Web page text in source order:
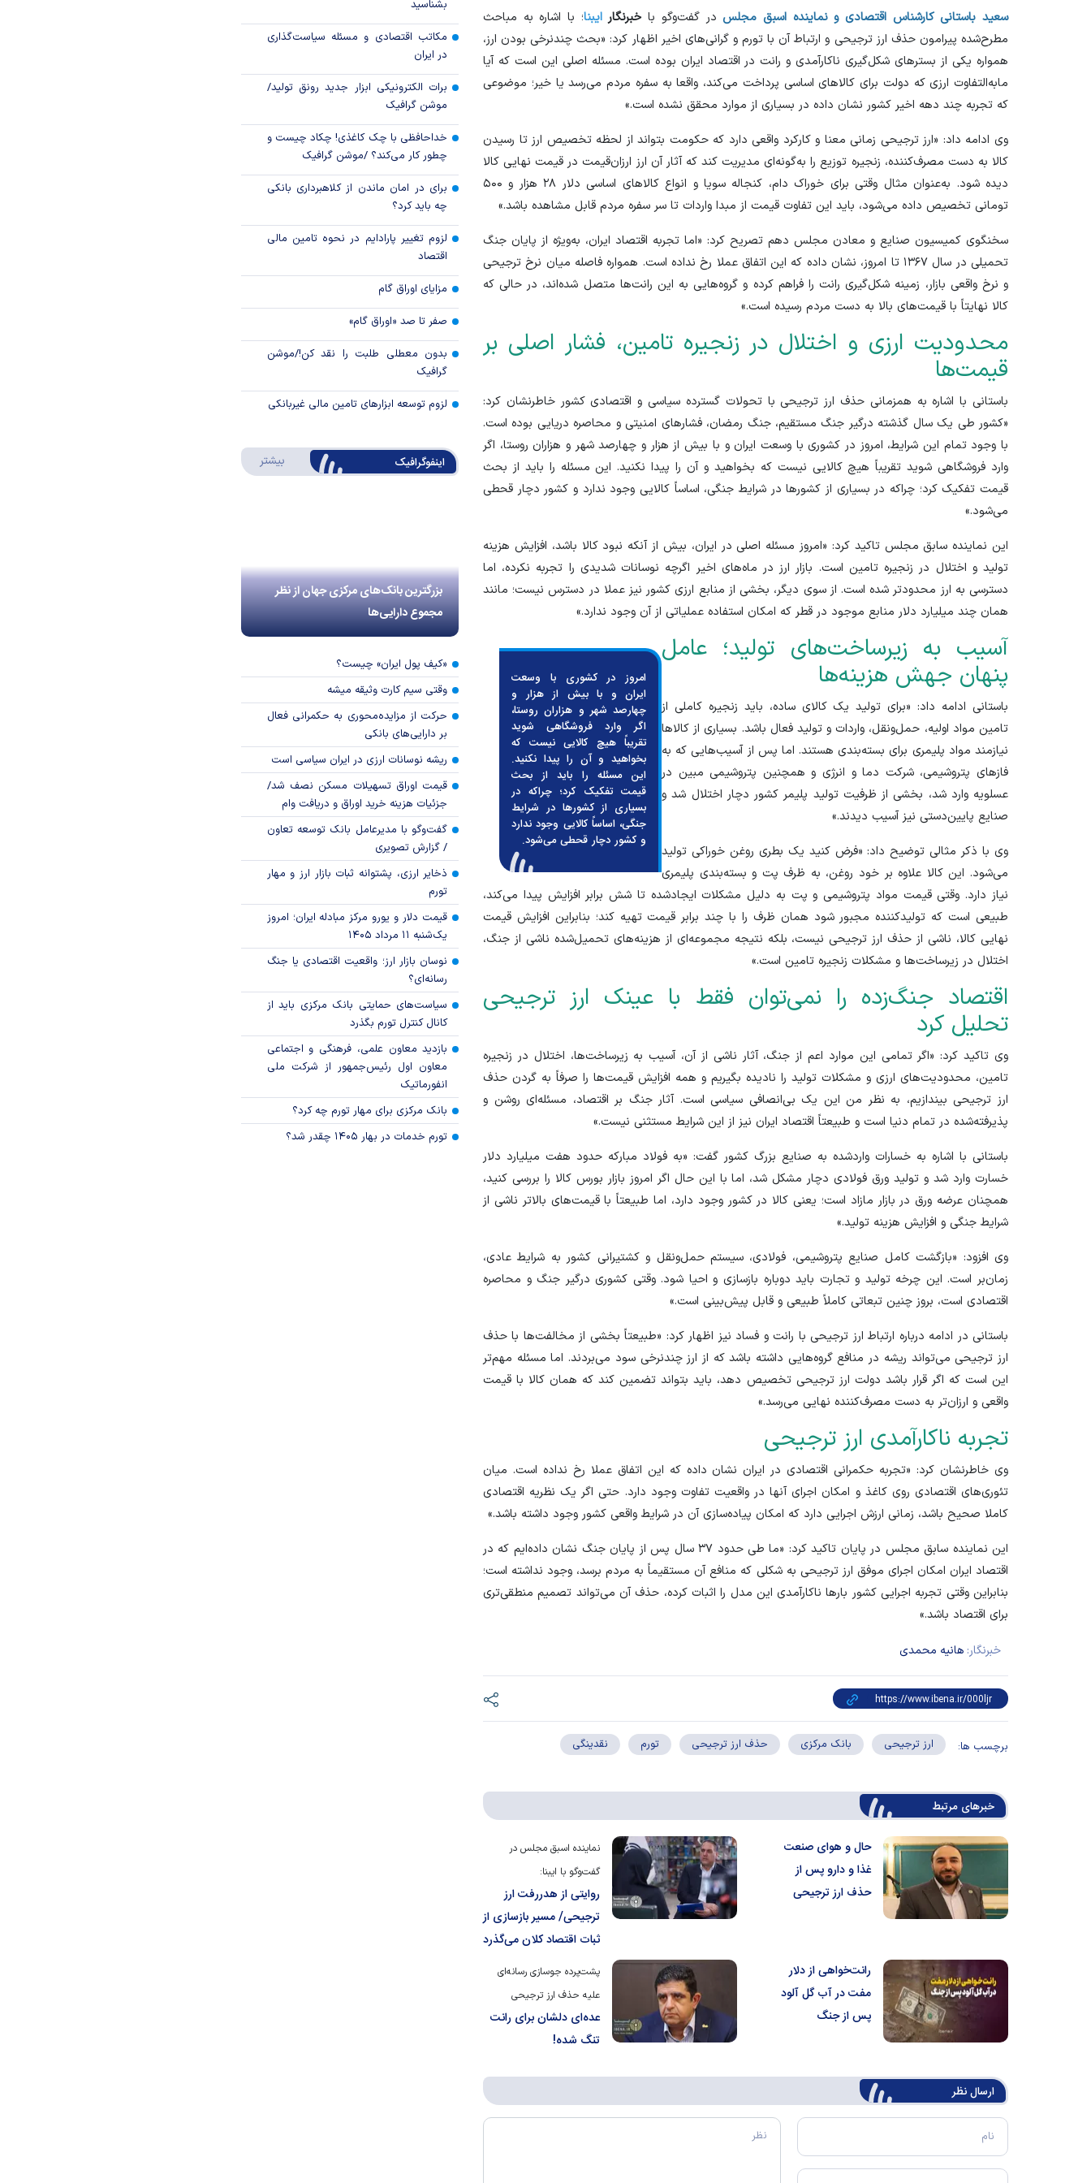
سعید باستانی کارشناس اقتصادی و نماینده اسبق مجلس در گفت‌و‌گو با خبرنگارایبنا؛ با اشاره به مباحث
مطرح‌شده پیرامون حذف ارز ترجیحی و ارتباط آن با تورم و گرانی‌های اخیر اظهار کرد: «بحث چندنرخی بودن ارز،
همواره یکی از بستر‌های شکل‌گیری ناکارآمدی و رانت در اقتصاد ایران بوده است. مسئله اصلی این است که آیا
مابه‌التفاوت ارزی که دولت برای کالا‌های اساسی پرداخت می‌کند، واقعا به سفره مردم می‌رسد یا خیر؛ موضوعی
که تجربه چند دهه اخیر کشور نشان داده در بسیاری از موارد محقق نشده است.»
وی ادامه داد: «ارز ترجیحی زمانی معنا و کارکرد واقعی دارد که حکومت بتواند از لحظه تخصیص ارز تا رسیدن
کالا به دست مصرف‌کننده، زنجیره توزیع را به‌گونه‌ای مدیریت کند که آثار آن ارز ارزان‌قیمت در قیمت نهایی کالا
دیده شود. به‌عنوان مثال وقتی برای خوراک دام، کنجاله سویا و انواع کالا‌های اساسی دلار ۲۸ هزار و ۵۰۰
تومانی تخصیص داده می‌شود، باید این تفاوت قیمت از مبدا واردات تا سر سفره مردم قابل مشاهده باشد.»
سخنگوی کمیسیون صنایع و معادن مجلس دهم تصریح کرد: «اما تجربه اقتصاد ایران، به‌ویژه از پایان جنگ
تحمیلی در سال ۱۳۶۷ تا امروز، نشان داده که این اتفاق عملا رخ نداده است. همواره فاصله میان نرخ ترجیحی
و نرخ واقعی بازار، زمینه شکل‌گیری رانت را فراهم کرده و گروه‌هایی به این رانت‌ها متصل شده‌اند، در حالی که
کالا نهایتاً با قیمت‌های بالا به دست مردم رسیده است.»
محدودیت ارزی و اختلال در زنجیره تامین، فشار اصلی بر
قیمت‌ها
باستانی با اشاره به همزمانی حذف ارز ترجیحی با تحولات گسترده سیاسی و اقتصادی کشور خاطرنشان کرد:
«کشور طی یک سال گذشته درگیر جنگ مستقیم، جنگ رمضان، فشار‌های امنیتی و محاصره دریایی بوده است.
با وجود تمام این شرایط، امروز در کشوری با وسعت ایران و با بیش از هزار و چهارصد شهر و هزاران روستا، اگر
وارد فروشگاهی شوید تقریباً هیچ کالایی نیست که بخواهید و آن را پیدا نکنید. این مسئله را باید از بحث
قیمت تفکیک کرد؛ چراکه در بسیاری از کشور‌ها در شرایط جنگی، اساساً کالایی وجود ندارد و کشور دچار قحطی
می‌شود.»
این نماینده سابق مجلس تاکید کرد: «امروز مسئله اصلی در ایران، بیش از آنکه نبود کالا باشد، افزایش هزینه
تولید و اختلال در زنجیره تامین است. بازار ارز در ماه‌های اخیر اگرچه نوسانات شدیدی را تجربه نکرده، اما
دسترسی به ارز محدودتر شده است. از سوی دیگر، بخشی از منابع ارزی کشور نیز عملا در دسترس نیست؛ مانند
همان چند میلیارد دلار منابع موجود در قطر که امکان استفاده عملیاتی از آن وجود ندارد.»
امروز در کشوری با وسعت
ایران و با بیش از هزار و
چهارصد شهر و هزاران روستا،
اگر وارد فروشگاهی شوید
تقریباً هیچ کالایی نیست که
بخواهید و آن را پیدا نکنید.
این مسئله را باید از بحث
قیمت تفکیک کرد؛ چراکه در
بسیاری از کشور‌ها در شرایط
جنگی، اساساً کالایی وجود ندارد
و کشور دچار قحطی می‌شود.
آسیب به زیرساخت‌های تولید؛ عامل
پنهان جهش هزینه‌ها
باستانی ادامه داد: «برای تولید یک کالای ساده، باید زنجیره کاملی از
تامین مواد اولیه، حمل‌ونقل، واردات و تولید فعال باشد. بسیاری از کالا‌ها
نیازمند مواد پلیمری برای بسته‌بندی هستند. اما پس از آسیب‌هایی که به
فاز‌های پتروشیمی، شرکت دما و انرژی و همچنین پتروشیمی مبین در
عسلویه وارد شد، بخشی از ظرفیت تولید پلیمر کشور دچار اختلال شد و
صنایع پایین‌دستی نیز آسیب دیدند.»
وی با ذکر مثالی توضیح داد: «فرض کنید یک بطری روغن خوراکی تولید
می‌شود. این کالا علاوه بر خود روغن، به ظرف پت و بسته‌بندی پلیمری
نیاز دارد. وقتی قیمت مواد پتروشیمی و پت به دلیل مشکلات ایجادشده تا شش برابر افزایش پیدا می‌کند،
طبیعی است که تولیدکننده مجبور شود همان ظرف را با چند برابر قیمت تهیه کند؛ بنابراین افزایش قیمت
نهایی کالا، ناشی از حذف ارز ترجیحی نیست، بلکه نتیجه مجموعه‌ای از هزینه‌های تحمیل‌شده ناشی از جنگ،
اختلال در زیرساخت‌ها و مشکلات زنجیره تامین است.»
اقتصاد جنگ‌زده را نمی‌توان فقط با عینک ارز ترجیحی
تحلیل کرد
وی تاکید کرد: «اگر تمامی این موارد اعم از جنگ، آثار ناشی از آن، آسیب به زیرساخت‌ها، اختلال در زنجیره
تامین، محدودیت‌های ارزی و مشکلات تولید را نادیده بگیریم و همه افزایش قیمت‌ها را صرفاً به گردن حذف
ارز ترجیحی بیندازیم، به نظر من این یک بی‌انصافی سیاسی است. آثار جنگ بر اقتصاد، مسئله‌ای روشن و
پذیرفته‌شده در تمام دنیا است و طبیعتاً اقتصاد ایران نیز از این شرایط مستثنی نیست.»
باستانی با اشاره به خسارات واردشده به صنایع بزرگ کشور گفت: «به فولاد مبارکه حدود هفت میلیارد دلار
خسارت وارد شد و تولید ورق فولادی دچار مشکل شد، اما با این حال اگر امروز بازار بورس کالا را بررسی کنید،
همچنان عرضه ورق در بازار مازاد است؛ یعنی کالا در کشور وجود دارد، اما طبیعتاً با قیمت‌های بالاتر ناشی از
شرایط جنگی و افزایش هزینه تولید.»
وی افزود: «بازگشت کامل صنایع پتروشیمی، فولادی، سیستم حمل‌ونقل و کشتیرانی کشور به شرایط عادی،
زمان‌بر است. این چرخه تولید و تجارت باید دوباره بازسازی و احیا شود. وقتی کشوری درگیر جنگ و محاصره
اقتصادی است، بروز چنین تبعاتی کاملاً طبیعی و قابل پیش‌بینی است.»
باستانی در ادامه درباره ارتباط ارز ترجیحی با رانت و فساد نیز اظهار کرد: «طبیعتاً بخشی از مخالفت‌ها با حذف
ارز ترجیحی می‌تواند ریشه در منافع گروه‌هایی داشته باشد که از ارز چندنرخی سود می‌بردند. اما مسئله مهم‌تر
این است که اگر قرار باشد دولت ارز ترجیحی تخصیص دهد، باید بتواند تضمین کند که همان کالا با قیمت
واقعی و ارزان‌تر به دست مصرف‌کننده نهایی می‌رسد.»
تجربه ناکارآمدی ارز ترجیحی
وی خاطرنشان کرد: «تجربه حکمرانی اقتصادی در ایران نشان داده که این اتفاق عملا رخ نداده است. میان
تئوری‌های اقتصادی روی کاغذ و امکان اجرای آنها در واقعیت تفاوت وجود دارد. حتی اگر یک نظریه اقتصادی
کاملا صحیح باشد، زمانی ارزش اجرایی دارد که امکان پیاده‌سازی آن در شرایط واقعی کشور وجود داشته باشد.»
این نماینده سابق مجلس در پایان تاکید کرد: «ما طی حدود ۳۷ سال پس از پایان جنگ نشان داده‌ایم که در
اقتصاد ایران امکان اجرای موفق ارز ترجیحی به شکلی که منافع آن مستقیماً به مردم برسد، وجود نداشته است؛
بنابراین وقتی تجربه اجرایی کشور بار‌ها ناکارآمدی این مدل را اثبات کرده، حذف آن می‌تواند تصمیم منطقی‌تری
برای اقتصاد باشد.»
خبرنگار: هانیه محمدی
برچسب ها: ارز ترجیحی بانک مرکزی حذف ارز ترجیحی تورم نقدینگی
خبرهای مرتبط
حال و هوای صنعت
غذا و دارو پس از
حذف ارز ترجیحی
نماینده اسبق مجلس در
گفت‌و‌گو با ایبنا:
روایتی از هدررفت ارز
ترجیحی/ مسیر بازسازی از
ثبات اقتصاد کلان می‌گذرد
رانت‌خواهی از دلار
مفت در آب گل آلود
پس از جنگ
پشت‌پرده جوسازی رسانه‌ای
علیه حذف ارز ترجیحی
عده‌ای دلشان برای رانت
تنگ شده!
ارسال‌ نظر
رکوردشکنی قیمت هفتگی طلا در بازار‌
جهانی
پرداخت ۲۲۰۰ میلیارد ریال وام ودیعه
مسکن به آسیب‌دیدگان جنگ در
هرمزگان
بشناسید
مکاتب اقتصادی و مسئله سیاست‌گذاری
در ایران
برات الکترونیکی ابزار جدید رونق تولید/
موشن گرافیک
خداحافظی با چک کاغذی! چکاد چیست و
چطور کار می‌کند؟ /موشن گرافیک
برای در امان ماندن از کلاهبرداری بانکی
چه باید کرد؟
لزوم تغییر پارادایم در نحوه تامین مالی
اقتصاد
مزایای اوراق گام
صفر تا صد «اوراق گام»
بدون معطلی طلبت را نقد کن!/موشن
گرافیک
لزوم توسعه ابزارهای تامین مالی غیربانکی
اینفوگرافیک بیشتر درباره اینفوگرافیک
بزرگترین بانک‌های مرکزی جهان از نظر
مجموع دارایی‌ها
«کیف پول ایران» چیست؟
وقتی سیم کارت وثیقه میشه
حرکت از مزایده‌محوری به حکمرانی فعال
بر دارایی‌های بانکی
ریشه نوسانات ارزی در ایران سیاسی است
قیمت اوراق تسهیلات مسکن نصف شد/
جزئیات هزینه خرید اوراق و دریافت وام
گفت‌وگو با مدیرعامل بانک توسعه تعاون
/ گزارش تصویری
ذخایر ارزی، پشتوانه ثبات بازار ارز و مهار
تورم
قیمت دلار و یورو مرکز مبادله ایران؛ امروز
یک‌شنبه ۱۱ مرداد ۱۴۰۵
نوسان بازار ارز؛ واقعیت اقتصادی یا جنگ
رسانه‌ای؟
سیاست‌های حمایتی بانک مرکزی باید از
کانال کنترل تورم بگذرد
بازدید معاون علمی، فرهنگی و اجتماعی
معاون اول رئیس‌جمهور از شرکت ملی
انفورماتیک
بانک مرکزی برای مهار تورم چه کرد؟
تورم خدمات در بهار ۱۴۰۵ چقدر شد؟